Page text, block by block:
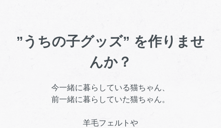
”うちの子グッズ” を作りませ
んか？
今一緒に暮らしている猫ちゃん、
前一緒に暮らしていた猫ちゃん。
羊毛フェルトや